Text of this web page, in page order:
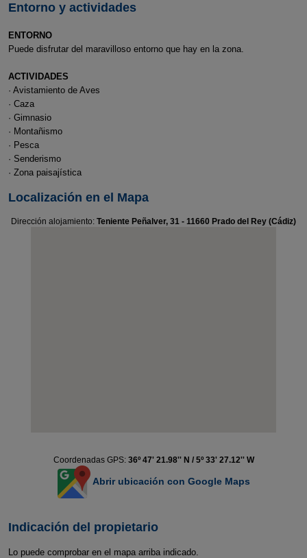
Entorno y actividades
ENTORNO
Puede disfrutar del maravilloso entorno que hay en la zona.
ACTIVIDADES
· Avistamiento de Aves
· Caza
· Gimnasio
· Montañismo
· Pesca
· Senderismo
· Zona paisajística
Localización en el Mapa
Dirección alojamiento: Teniente Peñalver, 31 - 11660 Prado del Rey (Cádiz)
Coordenadas GPS: 36º 47' 21.98'' N / 5º 33' 27.12'' W
Abrir ubicación con Google Maps
Indicación del propietario
Lo puede comprobar en el mapa arriba indicado.